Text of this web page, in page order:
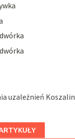
uzależnień Koszalin